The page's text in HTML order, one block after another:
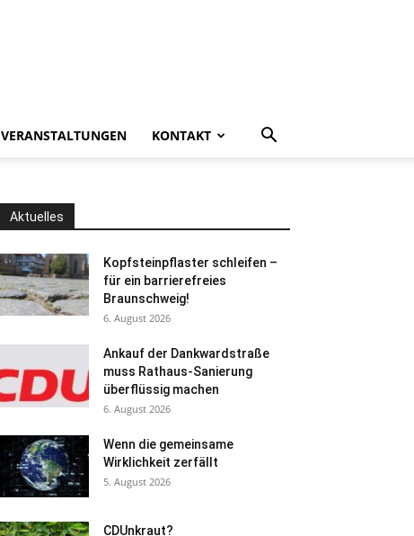
VERANSTALTUNGEN KONTAKT
Aktuelles
Kopfsteinpflaster schleifen –
für ein barrierefreies
Braunschweig!
6. August 2026
Ankauf der Dankwardstraße
muss Rathaus-Sanierung
überflüssig machen
6. August 2026
Wenn die gemeinsame
Wirklichkeit zerfällt
5. August 2026
CDUnkraut?